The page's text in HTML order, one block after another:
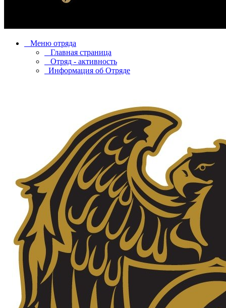
Меню отряда
Главная страница
Отряд - активность
Информация об Отряде